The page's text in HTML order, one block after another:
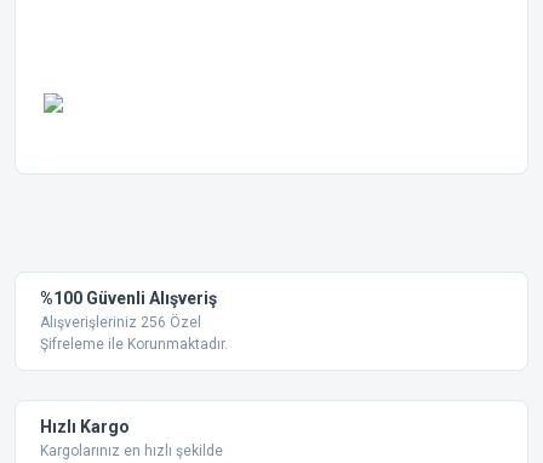
Ürün resmi kalitesiz, bozuk veya görüntülenemiyor.
Ürün açıklamasında eksik bilgiler bulunuyor.
Bu ürüne benzer farklı alternatifler olmalı.
%100 Güvenli Alışveriş
Alışverişleriniz 256 Özel
Şifreleme ile Korunmaktadır.
Hızlı Kargo
Kargolarınız en hızlı şekilde